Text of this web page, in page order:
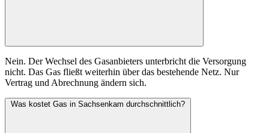
Nein. Der Wechsel des Gasanbieters unterbricht die Versorgung
nicht. Das Gas fließt weiterhin über das bestehende Netz. Nur
Vertrag und Abrechnung ändern sich.
Was kostet Gas in Sachsenkam durchschnittlich?